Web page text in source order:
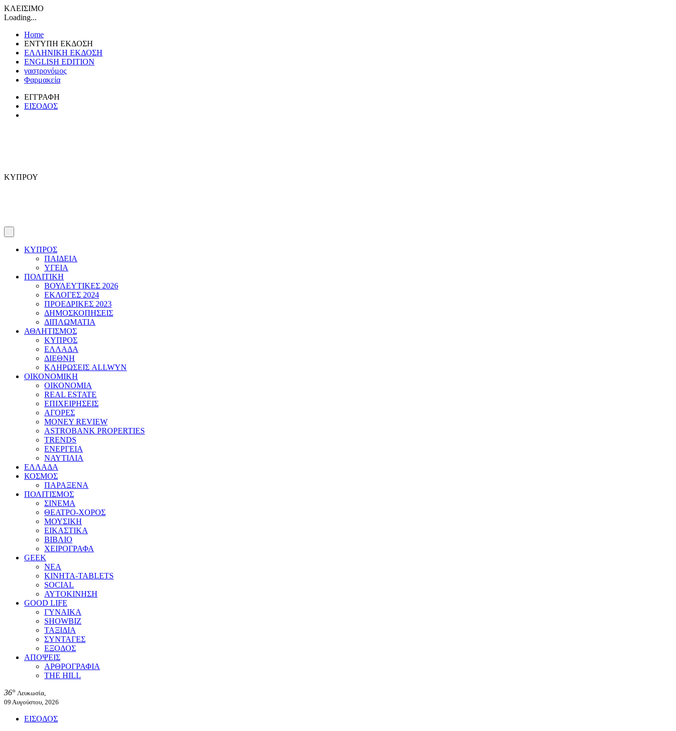
ΚΛΕΙΣΙΜΟ
Loading...
Home
ΕΝΤΥΠΗ ΕΚΔΟΣΗ
ΕΛΛΗΝΙΚΗ ΕΚΔΟΣΗ
ENGLISH EDITION
γαστρονόμος
Φαρμακεία
ΕΓΓΡΑΦΗ
ΕΙΣΟΔΟΣ
ΚΥΠΡΟΥ
ΚΥΠΡΟΣ
ΠΑΙΔΕΙΑ
ΥΓΕΙΑ
ΠΟΛΙΤΙΚΗ
ΒΟΥΛΕΥΤΙΚΕΣ 2026
ΕΚΛΟΓΕΣ 2024
ΠΡΟΕΔΡΙΚΕΣ 2023
ΔΗΜΟΣΚΟΠΗΣΕΙΣ
ΔΙΠΛΩΜΑΤΙΑ
ΑΘΛΗΤΙΣΜΟΣ
ΚΥΠΡΟΣ
ΕΛΛΑΔΑ
ΔΙΕΘΝΗ
ΚΛΗΡΩΣΕΙΣ ALLWYN
ΟΙΚΟΝΟΜΙΚΗ
ΟΙΚΟΝΟΜΙΑ
REAL ESTATE
ΕΠΙΧΕΙΡΗΣΕΙΣ
ΑΓΟΡΕΣ
MONEY REVIEW
ASTROBANK PROPERTIES
TRENDS
ΕΝΕΡΓΕΙΑ
ΝΑΥΤΙΛΙΑ
ΕΛΛΑΔΑ
ΚΟΣΜΟΣ
ΠΑΡΑΞΕΝΑ
ΠΟΛΙΤΙΣΜΟΣ
ΣΙΝΕΜΑ
ΘΕΑΤΡΟ-ΧΟΡΟΣ
ΜΟΥΣΙΚΗ
ΕΙΚΑΣΤΙΚΑ
ΒΙΒΛΙΟ
ΧΕΙΡΟΓΡΑΦΑ
GEEK
ΝΕΑ
ΚΙΝΗΤΑ-TABLETS
SOCIAL
ΑΥΤΟΚΙΝΗΣΗ
GOOD LIFE
ΓΥΝΑΙΚΑ
SHOWBIZ
ΤΑΞΙΔΙΑ
ΣΥΝΤΑΓΕΣ
ΕΞΟΔΟΣ
ΑΠΟΨΕΙΣ
ΑΡΘΡΟΓΡΑΦΙΑ
THE HILL
36° Λευκωσία,
09 Αυγούστου, 2026
ΕΙΣΟΔΟΣ